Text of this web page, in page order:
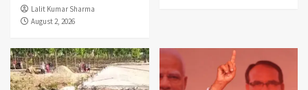
Lalit Kumar Sharma
August 2, 2026